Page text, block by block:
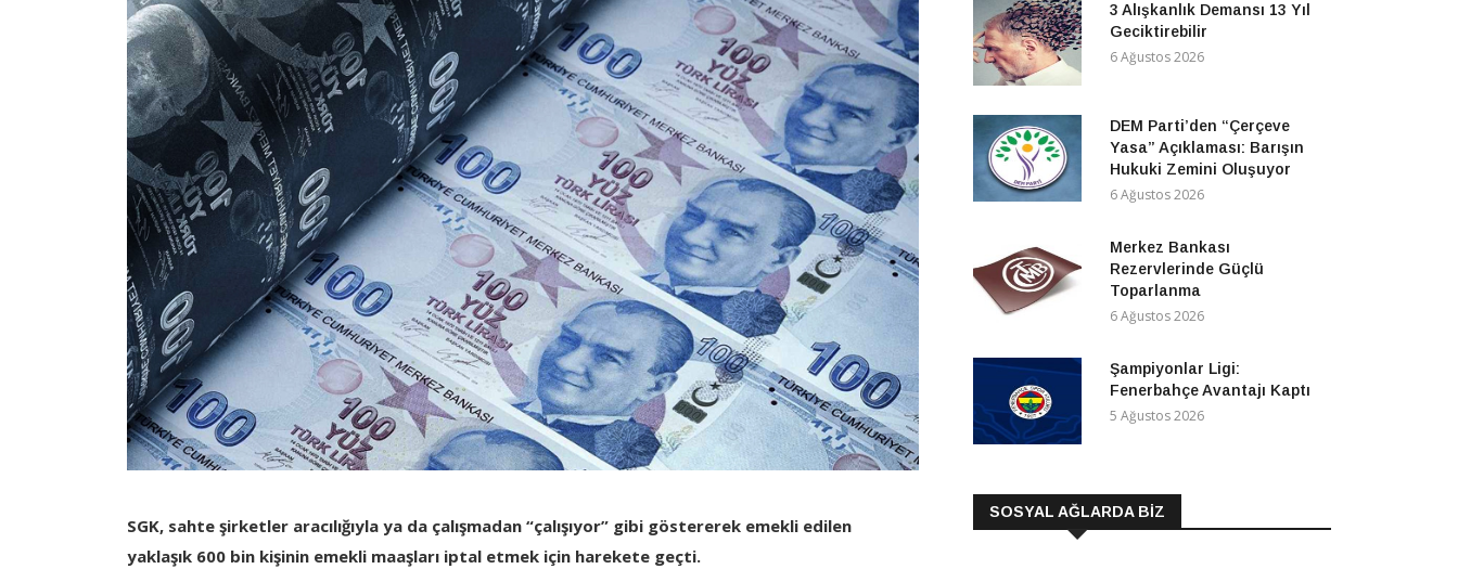
SGK, sahte şirketler aracılığıyla ya da çalışmadan “çalışıyor” gibi göstererek emekli edilen
yaklaşık 600 bin kişinin emekli maaşları iptal etmek için harekete geçti.
3 Alışkanlık Demansı 13 Yıl
Geciktirebilir
6 Ağustos 2026
DEM Parti’den “Çerçeve
Yasa” Açıklaması: Barışın
Hukuki Zemini Oluşuyor
6 Ağustos 2026
Merkez Bankası
Rezervlerinde Güçlü
Toparlanma
6 Ağustos 2026
Şampiyonlar Ligi:
Fenerbahçe Avantajı Kaptı
5 Ağustos 2026
SOSYAL AĞLARDA BİZ